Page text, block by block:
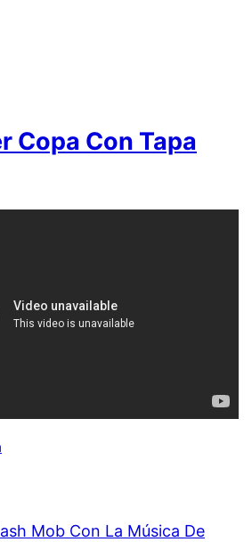
Copa Con Tapa
Mob Con La Música De